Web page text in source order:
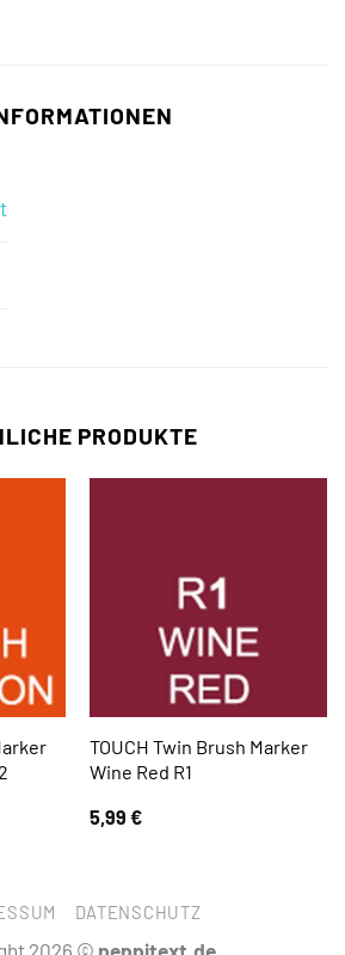
PRODUKTE
TOUCH Twin Brush Marker
Wine Red R1
5,99 €
DATENSCHUTZ
2026 © peppitext.de